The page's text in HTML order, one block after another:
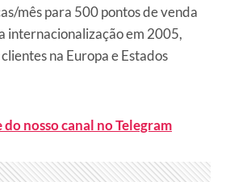
mês para 500 pontos de venda
internacionalização em 2005,
na Europa e Estados
nosso canal no Telegram